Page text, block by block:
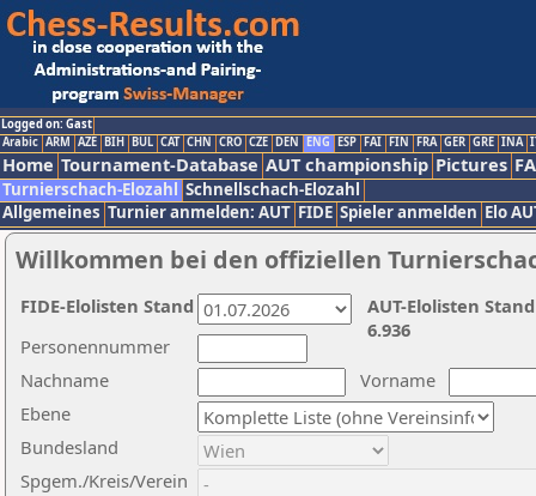
Logged on: Gast
Arabic ARM AZE BIH BUL CAT CHN CRO CZE DEN ENG ESP FAI FIN FRA GER GRE INA
Home Tournament-Database AUT championship Pictures
Turnierschach-Elozahl Schnellschach-Elozahl
Allgemeines Turnier anmelden: AUT FIDE Spieler anmelden Elo
Willkommen bei den offiziellen
Nachname
Vorname
Ebene
Personennummer
Bundesland
Spgem./Kreis/Verein
AUT-Elolisten
6.936
FIDE-Elolisten Stand